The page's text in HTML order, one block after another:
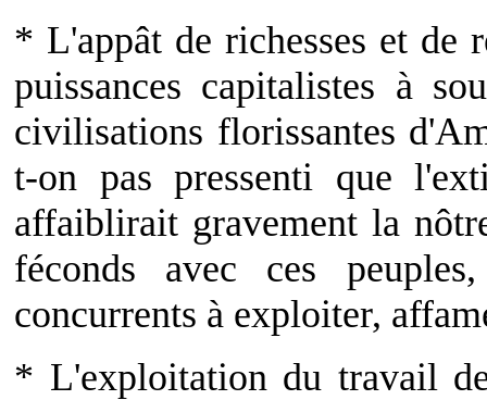
* L'appât de richesses et de
puissances capitalistes à
civilisations florissantes
t-on pas pressenti que
affaiblirait gravement la
féconds avec ces
concurrents à exploiter,
* L'exploitation du travail